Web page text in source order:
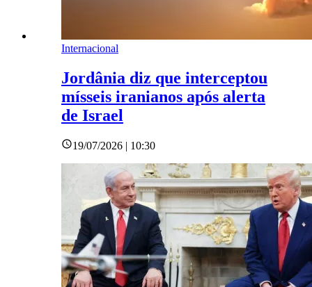
Internacional
Jordânia diz que interceptou
mísseis iranianos após alerta
de Israel
19/07/2026 | 10:30